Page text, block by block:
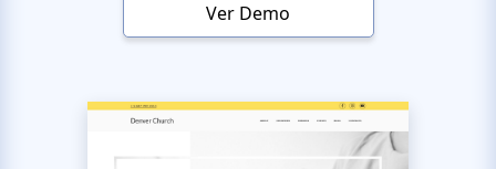
Ver Demo